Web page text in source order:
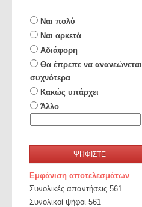
Ναι πολύ
Ναι αρκετά
Αδιάφορη
Θα έπρεπε να ανανεώνεται
συχνότερα
Κακώς υπάρχει
Άλλο
ΨΗΦΙΣΤΕ
Εμφάνιση αποτελεσμάτων
Συνολικές απαντήσεις 561
Συνολικοί ψήφοι 561